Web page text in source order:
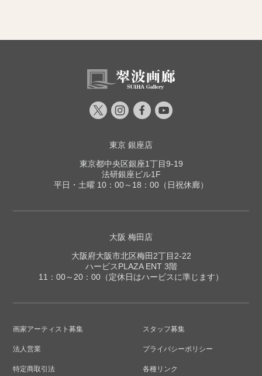
東京 銀座店
東京都中央区銀座1丁目9-19
法研銀座ビル1F
平日・土曜 10：00～18：00（日祝休廊）
大阪 梅田店
大阪府大阪市北区梅田2丁目2-22
ハービスPLAZA ENT 3階
11：00～20：00（定休日はハービスに準じます）
画家アーティスト募集 スタッフ募集
法人営業 プライバシーポリシー
特定商取引法 各種リンク